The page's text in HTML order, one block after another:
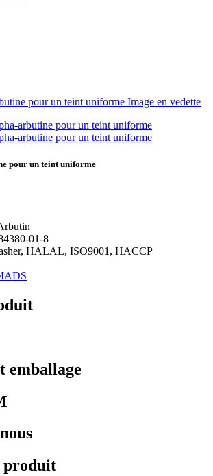
pour un teint uniforme
01-8
HALAL, ISO9001, HACCP
emballage
produit